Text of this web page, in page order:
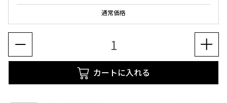
通常価格
カートに入れる